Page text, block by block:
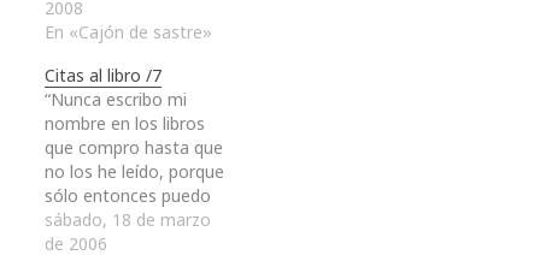
2008
En «Cajón de sastre»
Citas al libro /7
“Nunca escribo mi
nombre en los libros
que compro hasta que
no los he leído, porque
sólo entonces puedo
decir que son míos”
Carlo Dossi “Se ha de
sábado, 18 de marzo
de 2006